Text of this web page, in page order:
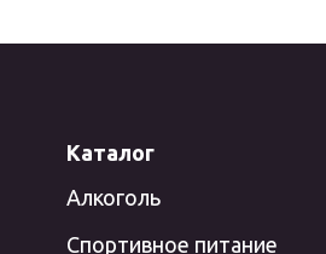
Каталог
Алкоголь
Спортивное питание